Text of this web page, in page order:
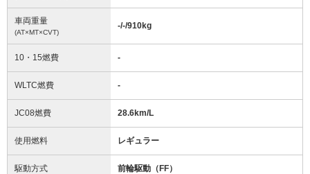
車両重量
(AT×MT×CVT)
-/-/910kg
10・15燃費 -
WLTC燃費 -
JC08燃費 28.6km/L
使用燃料 レギュラー
駆動方式 前輪駆動（FF）